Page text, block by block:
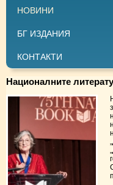
НОВИНИ
БГ ИЗДАНИЯ
КОНТАКТИ
Националните